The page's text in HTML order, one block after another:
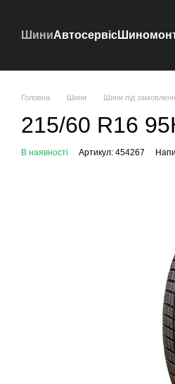
ШиниАвтосервіс
Головна Шини Шини під
215/60 R16
В наявності Артикул: 454267